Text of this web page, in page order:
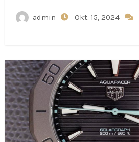
admin Okt. 15, 2024